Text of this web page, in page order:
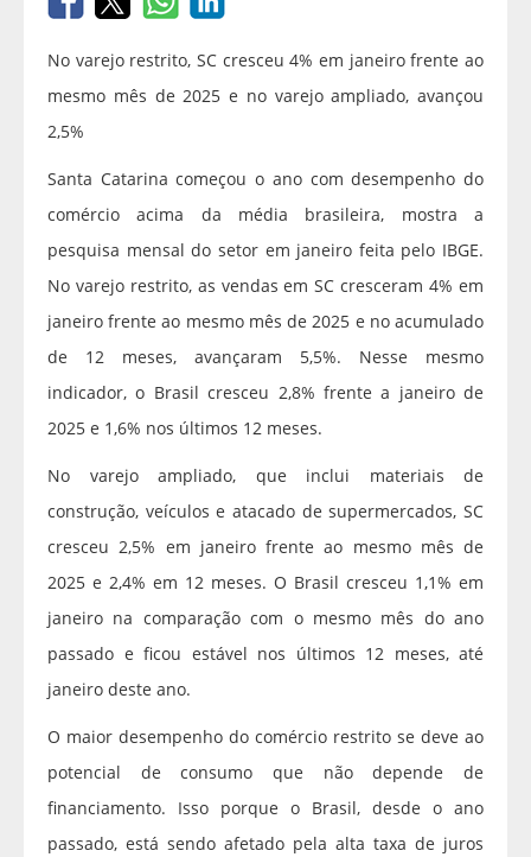
No varejo restrito, SC cresceu 4% em janeiro frente ao
mesmo mês de 2025 e no varejo ampliado, avançou
2,5%
Santa Catarina começou o ano com desempenho do
comércio acima da média brasileira, mostra a
pesquisa mensal do setor em janeiro feita pelo IBGE.
No varejo restrito, as vendas em SC cresceram 4% em
janeiro frente ao mesmo mês de 2025 e no acumulado
de 12 meses, avançaram 5,5%. Nesse mesmo
indicador, o Brasil cresceu 2,8% frente a janeiro de
2025 e 1,6% nos últimos 12 meses.
No varejo ampliado, que inclui materiais de
construção, veículos e atacado de supermercados, SC
cresceu 2,5% em janeiro frente ao mesmo mês de
2025 e 2,4% em 12 meses. O Brasil cresceu 1,1% em
janeiro na comparação com o mesmo mês do ano
passado e ficou estável nos últimos 12 meses, até
janeiro deste ano.
O maior desempenho do comércio restrito se deve ao
potencial de consumo que não depende de
financiamento. Isso porque o Brasil, desde o ano
passado, está sendo afetado pela alta taxa de juros